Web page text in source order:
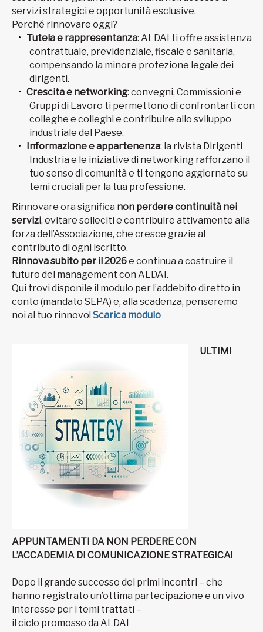
servizi strategici e opportunità esclusive.
Perché rinnovare oggi?
Tutela e rappresentanza: ALDAI ti offre assistenza
contrattuale, previdenziale, fiscale e sanitaria,
compensando la minore protezione legale dei
dirigenti.
Crescita e networking: convegni, Commissioni e
Gruppi di Lavoro ti permettono di confrontarti con
colleghe e colleghi e contribuire allo sviluppo
industriale del Paese.
Informazione e appartenenza: la rivista Dirigenti
Industria e le iniziative di networking rafforzano il
tuo senso di comunità e ti tengono aggiornato su
temi cruciali per la tua professione.
Rinnovare ora significa non perdere continuità nei
servizi, evitare solleciti e contribuire attivamente alla
forza dell’Associazione, che cresce grazie al
contributo di ogni iscritto.
Rinnova subito per il 2026e continua a costruire il
futuro del management con ALDAI.
Qui trovi disponile il modulo per l’addebito diretto in
conto (mandato SEPA) e, alla scadenza, penseremo
noi al tuo rinnovo! Scarica modulo
ULTIMI
APPUNTAMENTI DA NON PERDERE CON
L’ACCADEMIA DI COMUNICAZIONE STRATEGICA!
Dopo il grande successo dei primi incontri – che
hanno registrato un’ottima partecipazione e un vivo
interesse per i temi trattati –
il ciclo promosso da ALDAI